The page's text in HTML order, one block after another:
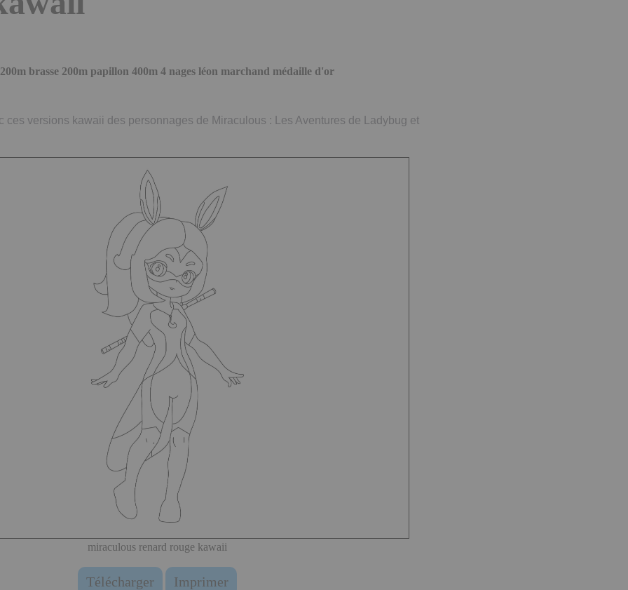
brasse 200m papillon 400m 4 nages léon marchand médaille d'or
ces versions kawaii des personnages de Miraculous : Les Aventures de Ladybug et
miraculous renard rouge kawaii
Télécharger Imprimer